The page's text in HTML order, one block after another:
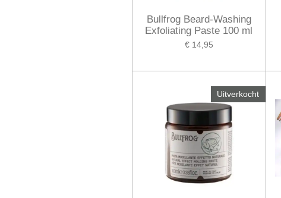
Bullfrog Beard-Washing
Exfoliating Paste 100 ml
€ 14,95
Uitverkocht